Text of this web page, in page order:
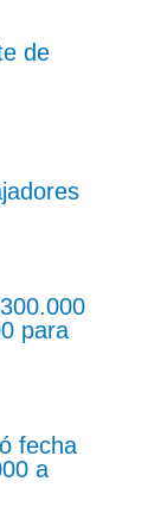
de
para
fecha
a